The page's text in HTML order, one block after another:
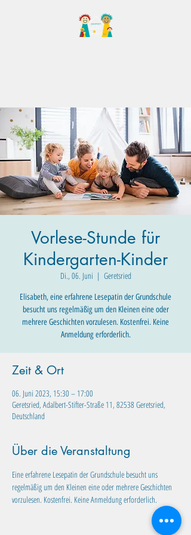
Vorlese-Stunde für
Kindergarten-Kinder
Di., 06. Juni
  |
Geretsried
Elisabeth, eine erfahrene Lesepatin der Grundschule
besucht uns regelmäßig um den Kleinen eine oder
mehrere Geschichten vorzulesen. Kostenfrei. Keine
Anmeldung erforderlich.
Zeit & Ort
06. Juni 2023, 15:30 – 17:00
Geretsried, Adalbert-Stifter-Straße 11, 82538 Geretsried,
Deutschland
Über die Veranstaltung
Eine erfahrene Lesepatin der Grundschule besucht uns
regelmäßig um den Kleinen eine oder mehrere Geschichten
vorzulesen. Kostenfrei. Keine Anmeldung erforderlich.